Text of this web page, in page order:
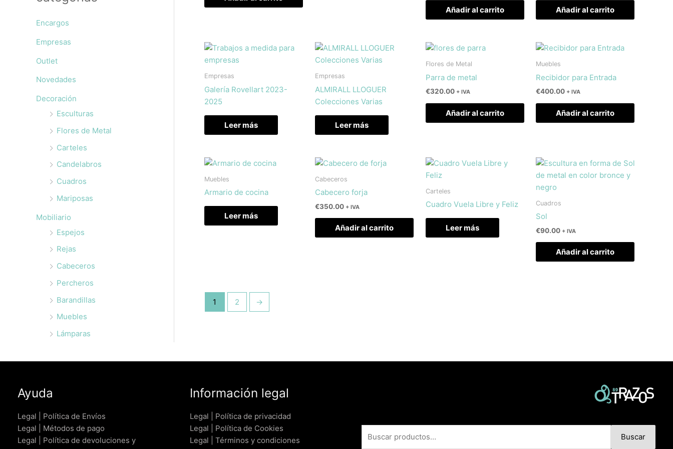
Encargos
Empresas
Outlet
Novedades
Decoración
Esculturas
Flores de Metal
Carteles
Candelabros
Cuadros
Mariposas
Mobiliario
Espejos
Rejas
Cabeceros
Percheros
Barandillas
Muebles
Lámparas
Añadir al carrito Añadir al carrito
Empresas
Galería Rovellart 2023-
2025
Leer más
Empresas
ALMIRALL LLOGUER
Colecciones Varias
Leer más
Flores de Metal
Parra de metal
€320.00 + IVA
Añadir al carrito
Muebles
Recibidor para Entrada
€400.00 + IVA
Añadir al carrito
Muebles
Armario de cocina
Leer más
Cabeceros
Cabecero forja
€350.00 + IVA
Añadir al carrito
Carteles
Cuadro Vuela Libre y Feliz
Leer más
Cuadros
Sol
€90.00 + IVA
Añadir al carrito
1 2 →
Ayuda
Legal | Política de Envíos
Legal | Métodos de pago
Legal | Política de devoluciones y
Información legal
Legal | Política de privacidad
Legal | Política de Cookies
Legal | Términos y condiciones
Buscar